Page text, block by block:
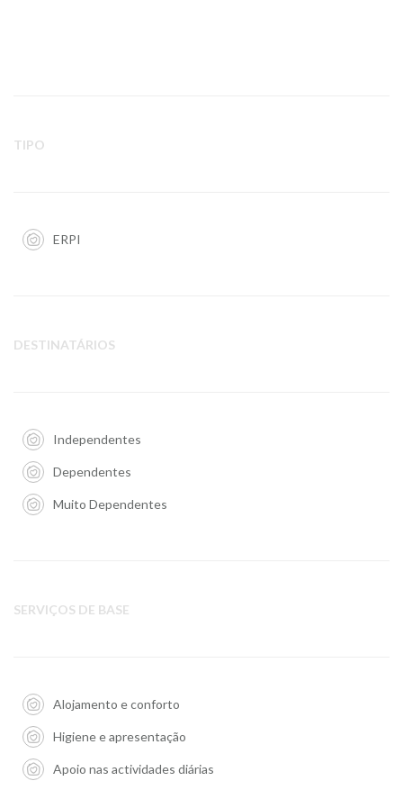
TIPO
ERPI
DESTINATÁRIOS
Independentes
Dependentes
Muito Dependentes
SERVIÇOS DE BASE
Alojamento e conforto
Higiene e apresentação
Apoio nas actividades diárias